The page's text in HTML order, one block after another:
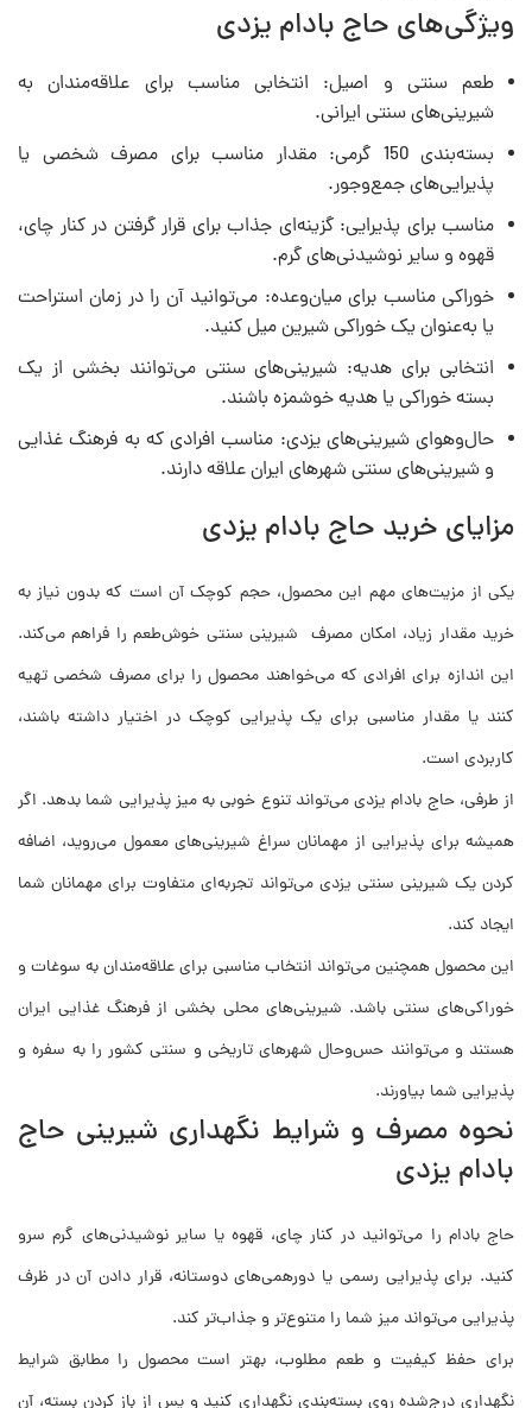
ویژگی‌های حاج بادام یزدی
طعم سنتی و اصیل: انتخابی مناسب برای علاقه‌مندان به
شیرینی‌های سنتی ایرانی.
بسته‌بندی 150 گرمی: مقدار مناسب برای مصرف شخصی یا
پذیرایی‌های جمع‌وجور.
مناسب برای پذیرایی: گزینه‌ای جذاب برای قرار گرفتن در کنار چای،
قهوه و سایر نوشیدنی‌های گرم.
خوراکی مناسب برای میان‌وعده: می‌توانید آن را در زمان استراحت
یا به‌عنوان یک خوراکی شیرین میل کنید.
انتخابی برای هدیه: شیرینی‌های سنتی می‌توانند بخشی از یک
بسته خوراکی یا هدیه خوشمزه باشند.
حال‌وهوای شیرینی‌های یزدی: مناسب افرادی که به فرهنگ غذایی
و شیرینی‌های سنتی شهرهای ایران علاقه دارند.
مزایای خرید حاج بادام یزدی
یکی از مزیت‌های مهم این محصول، حجم کوچک آن است که بدون نیاز به
خرید مقدار زیاد، امکان مصرف شیرینی سنتی خوش‌طعم را فراهم می‌کند.
این اندازه برای افرادی که می‌خواهند محصول را برای مصرف شخصی تهیه
کنند یا مقدار مناسبی برای یک پذیرایی کوچک در اختیار داشته باشند،
کاربردی است.
از طرفی، حاج بادام یزدی می‌تواند تنوع خوبی به میز پذیرایی شما بدهد. اگر
همیشه برای پذیرایی از مهمانان سراغ شیرینی‌های معمول می‌روید، اضافه
کردن یک شیرینی سنتی یزدی می‌تواند تجربه‌ای متفاوت برای مهمانان شما
ایجاد کند.
این محصول همچنین می‌تواند انتخاب مناسبی برای علاقه‌مندان به سوغات و
خوراکی‌های سنتی باشد. شیرینی‌های محلی بخشی از فرهنگ غذایی ایران
هستند و می‌توانند حس‌وحال شهرهای تاریخی و سنتی کشور را به سفره و
پذیرایی شما بیاورند.
نحوه مصرف و شرایط نگهداری شیرینی حاج
بادام یزدی
حاج بادام را می‌توانید در کنار چای، قهوه یا سایر نوشیدنی‌های گرم سرو
کنید. برای پذیرایی رسمی یا دورهمی‌های دوستانه، قرار دادن آن در ظرف
پذیرایی می‌تواند میز شما را متنوع‌تر و جذاب‌تر کند.
برای حفظ کیفیت و طعم مطلوب، بهتر است محصول را مطابق شرایط
نگهداری درج‌شده روی بسته‌بندی نگهداری کنید و پس از باز کردن بسته، آن